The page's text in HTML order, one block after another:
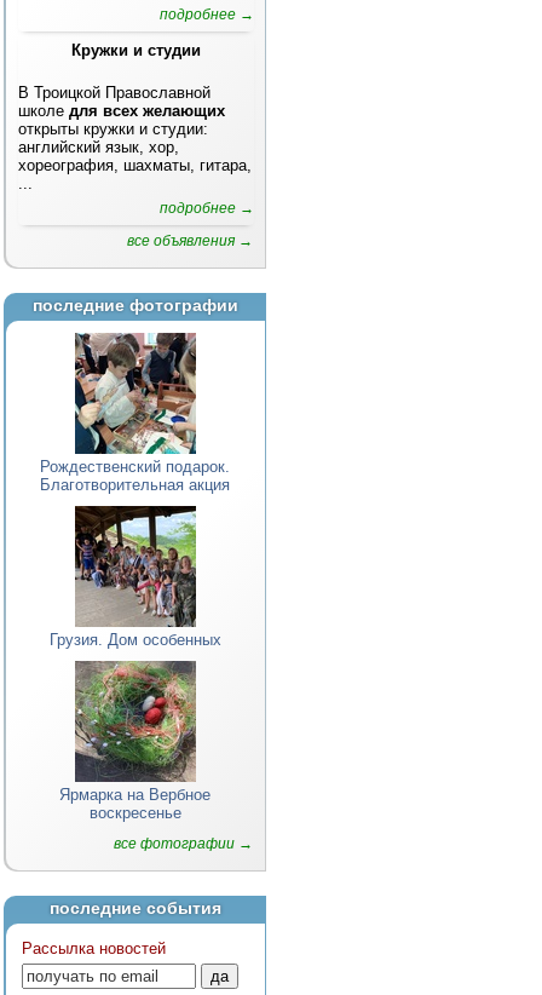
подробнее →
Кружки и студии
В Троицкой Православной
школе для всех желающих
открыты кружки и студии:
английский язык, хор,
хореография, шахматы, гитара,
...
подробнее →
все объявления →
последние фотографии
Рождественский подарок.
Благотворительная акция
Грузия. Дом особенных
Ярмарка на Вербное
воскресенье
все фотографии →
последние события
Рассылка новостей